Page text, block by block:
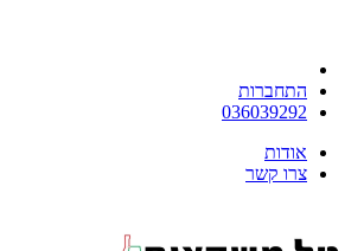
התחברות
036039292
אודות
צרו קשר